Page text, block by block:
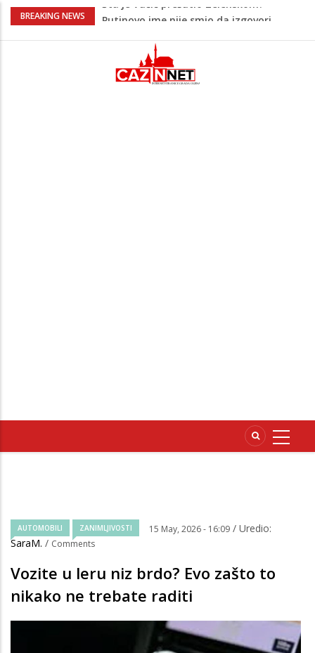
BREAKING NEWS
Šta se dešava u Europi? Dron iz
kod gasovoda
Bebe koje odrastaju uz pse su zdravije:
Evo šta ih štiti
AUTOMOBILI ZANIMLJIVOSTI 15 May, 2026 - 16:09 / Uredio:
SaraM. / Comments
Vozite u leru niz brdo? Evo zašto to
nikako ne trebate raditi